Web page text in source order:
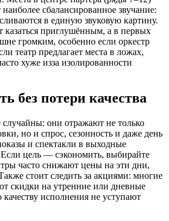
сбалансированное звучание:
в единую звуковую картину.
казаться приглушённым, а в первых
громким, особенно если оркестр
театр предлагает места в ложах,
хуже изза изолированности
без потери качества
они отражают не только
но и спрос, сезонность и даже день
и спектакли в выходные
цель — сэкономить, выбирайте
часто снижают цены на эти дни,
стоит следить за акциями: многие
скидки на утренние или дневные
качеству исполнения не уступают